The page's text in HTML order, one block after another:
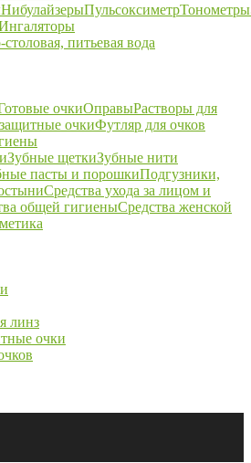
НибулайзерыПульсоксиметрТонометры
питьевая вода
очкиОправыРастворы для
очкиФутляр для очков
Зубные щеткиЗубные нити
пасты и порошкиПодгузники,
Средства ухода за лицом и
общей гигиеныСредства женской
линз
очки